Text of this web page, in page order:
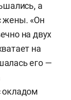
а
жены. «Он
на двух
на
его —
окладом